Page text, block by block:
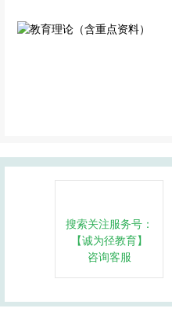
搜索关注服务号：
【诚为径教育】
咨询客服